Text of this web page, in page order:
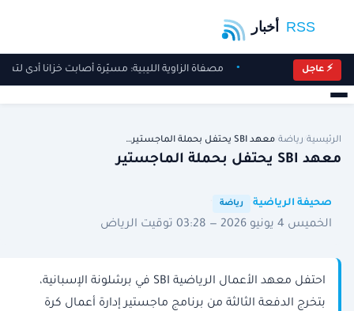
⚡ عاجل مصفاة الزاوية الليبية: مسيّرة أصابت خزانا أدى
الرئيسية رياضة معهد SBI يحتفل بحملة الماجستير…
معهد SBI يحتفل بحملة الماجستير
صحيفة الرياضية رياضة
الخميس 4 يونيو 2026 — 03:28 توقيت الرياض
احتفل معهد الأعمال الرياضية SBI في برشلونة الإسبانية،
بتخرج الدفعة الثالثة من برنامج ماجستير إدارة أعمال كرة